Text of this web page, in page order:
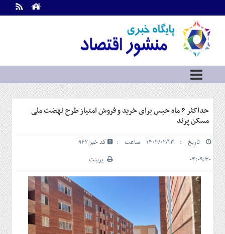
اطلاعات
تماس
ما
درباره
ما
سرویس
ها
خانه
سرمایه
و
بورس
مسکن
و
شهری
گاز
حداکثر ۶ ماه حبس برای خرید و فروش امتیاز طرح نهضت ملی
مسکن پرند
تاریخ : ۱۴۰۳/۰۲/۱۳ ساعت :
۰۴:۰۹:۳۰
کد خبر 942
پرینت